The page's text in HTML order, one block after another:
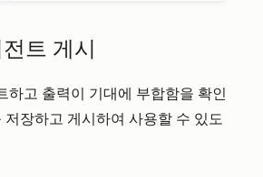
트 게시
하고 출력이 기대에 부합함을 확인
저장하고 게시하여 사용할 수 있도